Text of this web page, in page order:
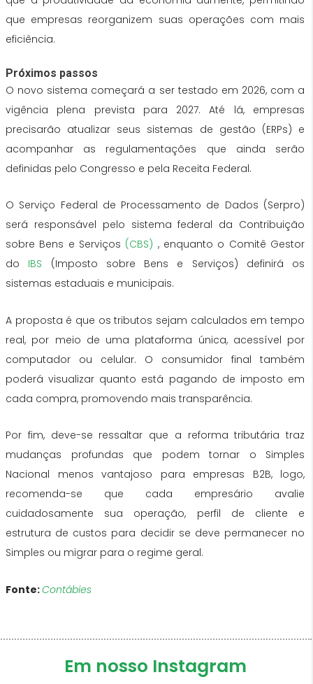
que empresas reorganizem suas operações com mais
eficiência.
Próximos passos
O novo sistema começará a ser testado em 2026, com a
vigência plena prevista para 2027. Até lá, empresas
precisarão atualizar seus sistemas de gestão (ERPs) e
acompanhar as regulamentações que ainda serão
definidas pelo Congresso e pela Receita Federal.
O Serviço Federal de Processamento de Dados (Serpro)
será responsável pelo sistema federal da Contribuição
sobre Bens e Serviços (CBS) , enquanto o Comitê Gestor
do IBS (Imposto sobre Bens e Serviços) definirá os
sistemas estaduais e municipais.
A proposta é que os tributos sejam calculados em tempo
real, por meio de uma plataforma única, acessível por
computador ou celular. O consumidor final também
poderá visualizar quanto está pagando de imposto em
cada compra, promovendo mais transparência.
Por fim, deve-se ressaltar que a reforma tributária traz
mudanças profundas que podem tornar o Simples
Nacional menos vantajoso para empresas B2B, logo,
recomenda-se que cada empresário avalie
cuidadosamente sua operação, perfil de cliente e
estrutura de custos para decidir se deve permanecer no
Simples ou migrar para o regime geral.
Fonte:Contábies
Em nosso Instagram